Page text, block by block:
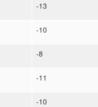
-13
-10
-8
-11
-10